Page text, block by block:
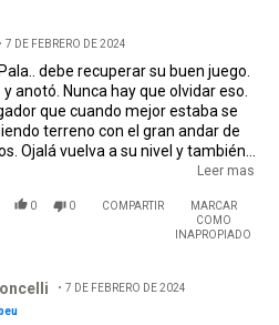
7 DE FEBRERO DE 2024
debe recuperar su buen juego.
anotó. Nunca hay que olvidar eso.
que cuando mejor estaba se
terreno con el gran andar de
Ojalá vuelva a su nivel y también
valor en una futura venta.
sería el destacado en ese
hay varios con buen andar y equipo
Leer mas
0 0 COMPARTIR
MARCAR
COMO
INAPROPIADO
7 DE FEBRERO DE 2024